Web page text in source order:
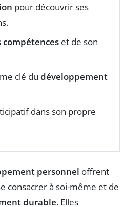
pour découvrir ses
compétences et de son
clé du développement
dans son propre
personnel offrent
consacrer à soi-même et de
durable. Elles